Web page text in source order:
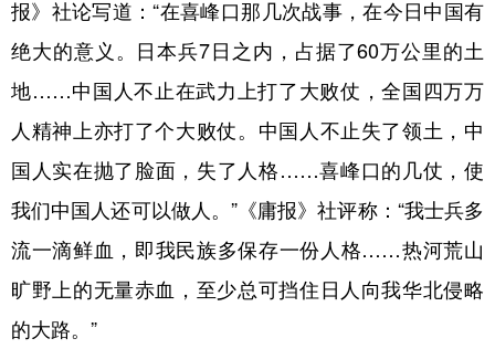
报》社论写道：“在喜峰口那几次战事，在今日中国有
绝大的意义。日本兵7日之内，占据了60万公里的土
地……中国人不止在武力上打了大败仗，全国四万万
人精神上亦打了个大败仗。中国人不止失了领土，中
国人实在抛了脸面，失了人格……喜峰口的几仗，使
我们中国人还可以做人。”《庸报》社评称：“我士兵多
流一滴鲜血，即我民族多保存一份人格……热河荒山
旷野上的无量赤血，至少总可挡住日人向我华北侵略
的大路。”